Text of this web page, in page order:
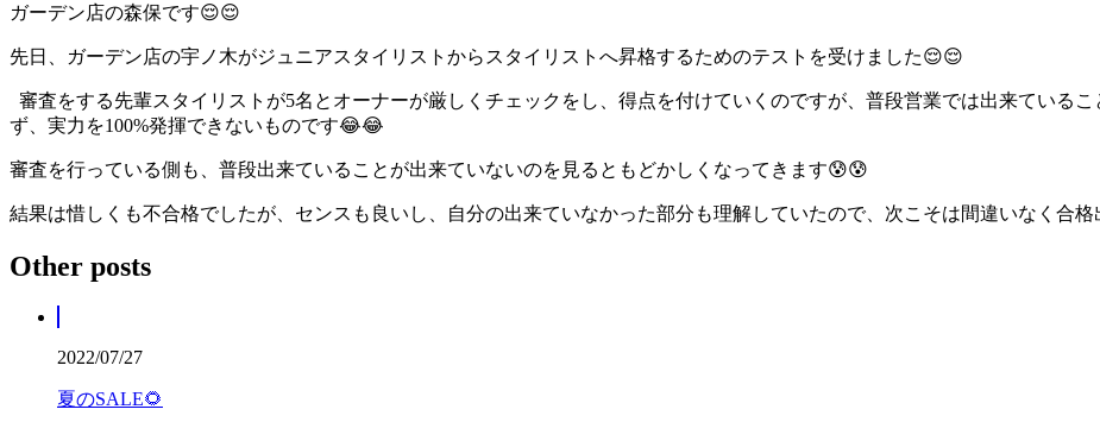
ガーデン店の森保です😌😌
先日、ガーデン店の宇ノ木がジュニアスタイリストからスタイリストへ昇格するためのテストを受けました😌😌
審査をする先輩スタイリストが5名とオーナーが厳しくチェックをし、得点を付けていくのですが、普段営業では出来ている
ず、実力を100%発揮できないものです😂😂
審査を行っている側も、普段出来ていることが出来ていないのを見るともどかしくなってきます😰😰
結果は惜しくも不合格でしたが、センスも良いし、自分の出来ていなかった部分も理解していたので、次こそは間違いなく合
Other posts
2022/07/27
夏のSALE🌻